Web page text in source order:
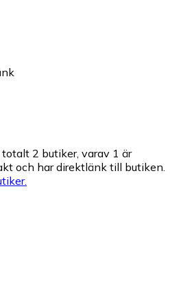
2 butiker, varav 1 är
och har direktlänk till butiken.